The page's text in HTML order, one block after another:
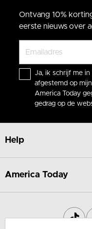
Ontvang 10%
eerste nieuws over
Ja, ik schrijf me
afgestemd op
America Today
gedrag op de
Help
America Today